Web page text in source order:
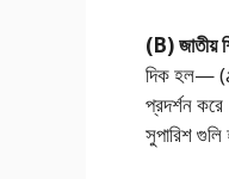
(B) জাতীয়
দিক হল— (a)
প্রদর্শন
সুপারিশ